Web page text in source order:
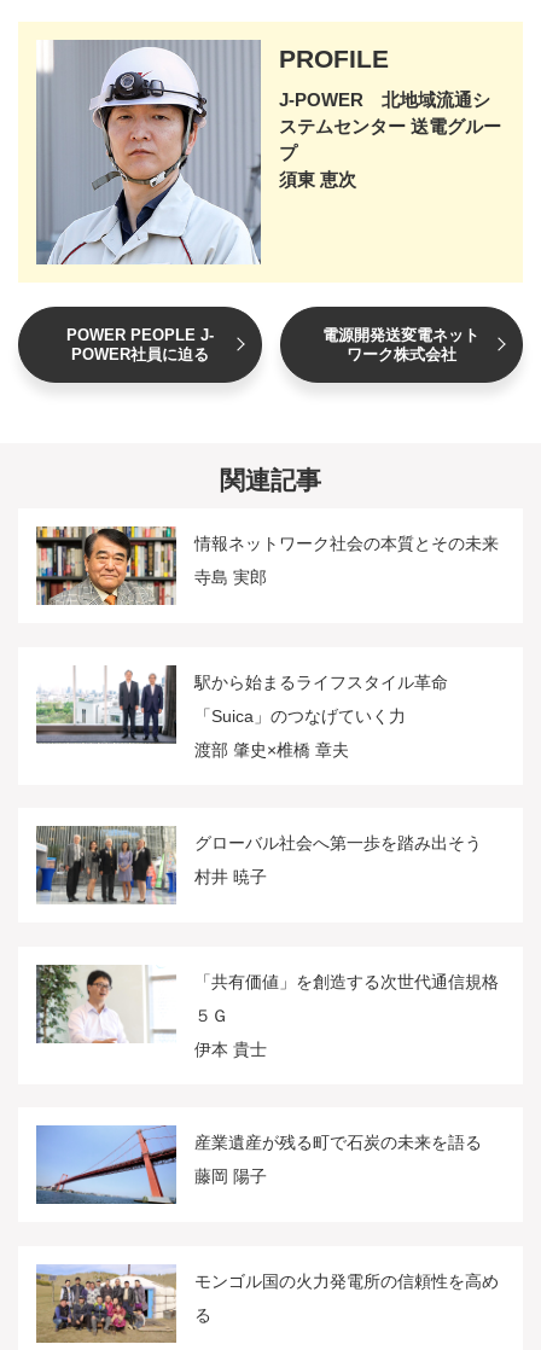
PROFILE
J-POWER 北地域流通シ
ステムセンター 送電グルー
プ
須東 恵次
POWER PEOPLE J-
POWER社員に迫る
電源開発送変電ネット
ワーク株式会社
関連記事
情報ネットワーク社会の本質とその未来
寺島 実郎
駅から始まるライフスタイル革命
「Suica」のつなげていく力
渡部 肇史×椎橋 章夫
グローバル社会へ第一歩を踏み出そう
村井 暁子
「共有価値」を創造する次世代通信規格
５Ｇ
伊本 貴士
産業遺産が残る町で石炭の未来を語る
藤岡 陽子
モンゴル国の火力発電所の信頼性を高め
る